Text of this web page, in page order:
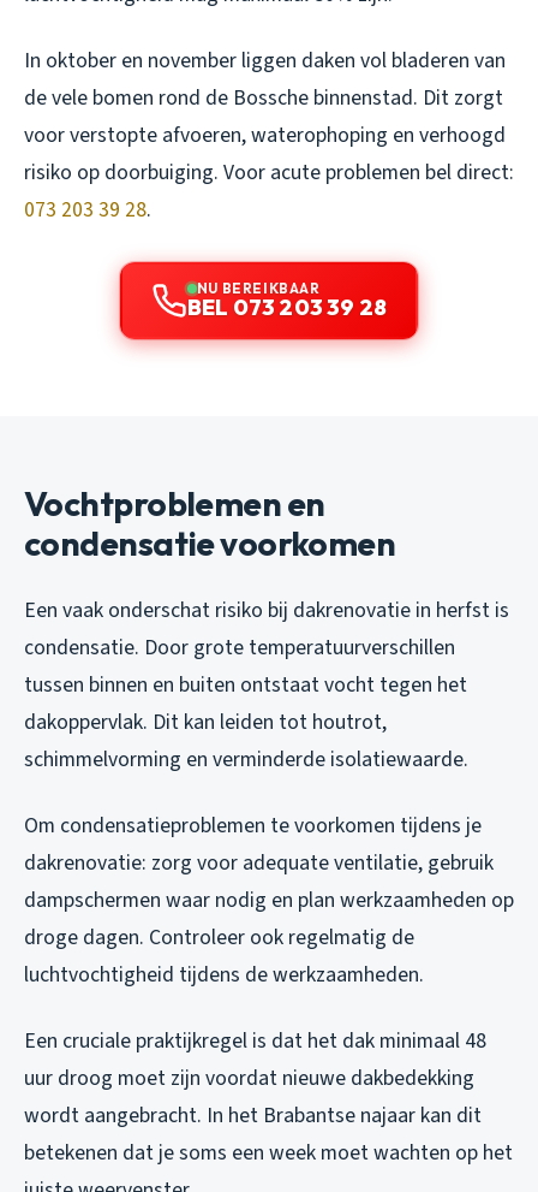
In oktober en november liggen daken vol bladeren van
de vele bomen rond de Bossche binnenstad. Dit zorgt
voor verstopte afvoeren, waterophoping en verhoogd
risiko op doorbuiging. Voor acute problemen bel direct:
073 203 39 28.
NU BEREIKBAAR
BEL 073 203 39 28
Vochtproblemen en
condensatie voorkomen
Een vaak onderschat risiko bij dakrenovatie in herfst is
condensatie. Door grote temperatuurverschillen
tussen binnen en buiten ontstaat vocht tegen het
dakoppervlak. Dit kan leiden tot houtrot,
schimmelvorming en verminderde isolatiewaarde.
Om condensatieproblemen te voorkomen tijdens je
dakrenovatie: zorg voor adequate ventilatie, gebruik
dampschermen waar nodig en plan werkzaamheden op
droge dagen. Controleer ook regelmatig de
luchtvochtigheid tijdens de werkzaamheden.
Een cruciale praktijkregel is dat het dak minimaal 48
uur droog moet zijn voordat nieuwe dakbedekking
wordt aangebracht. In het Brabantse najaar kan dit
betekenen dat je soms een week moet wachten op het